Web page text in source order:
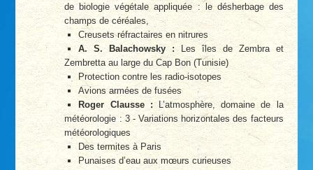
de biologie végétale appliquée : le désherbage des
champs de céréales,
Creusets réfractaires en nitrures
A. S. Balachowsky :Les îles de Zembra et
Zembretta au large du Cap Bon (Tunisie)
Protection contre les radio-isotopes
Avions armées de fusées
Roger Clausse :L’atmosphère, domaine de la
météorologie : 3 - Variations horizontales des facteurs
météorologiques
Des termites à Paris
Punaises d’eau aux mœurs curieuses